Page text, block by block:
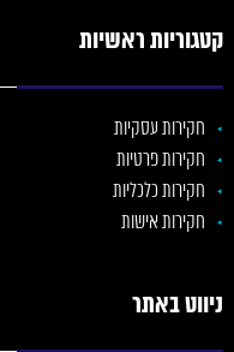
קטגוריות ראשיות
חקירות עסקיות
חקירות פרטיות
חקירות כלכליות
חקירות אישות
ניווט באתר